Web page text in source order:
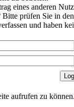
eines anderen
prüfen Sie in
und haben
aufrufen zu